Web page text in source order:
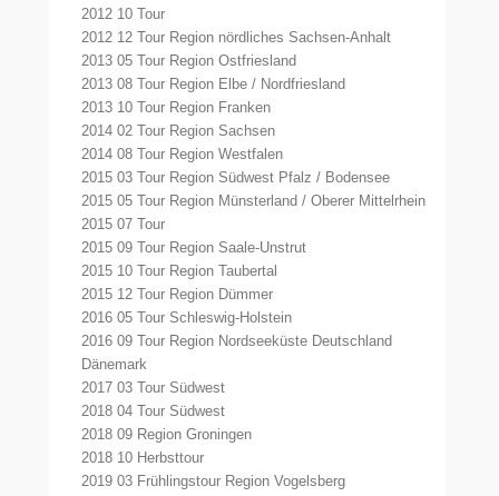
2012 10 Tour
2012 12 Tour Region nördliches Sachsen-Anhalt
2013 05 Tour Region Ostfriesland
2013 08 Tour Region Elbe / Nordfriesland
2013 10 Tour Region Franken
2014 02 Tour Region Sachsen
2014 08 Tour Region Westfalen
2015 03 Tour Region Südwest Pfalz / Bodensee
2015 05 Tour Region Münsterland / Oberer Mittelrhein
2015 07 Tour
2015 09 Tour Region Saale-Unstrut
2015 10 Tour Region Taubertal
2015 12 Tour Region Dümmer
2016 05 Tour Schleswig-Holstein
2016 09 Tour Region Nordseeküste Deutschland
Dänemark
2017 03 Tour Südwest
2018 04 Tour Südwest
2018 09 Region Groningen
2018 10 Herbsttour
2019 03 Frühlingstour Region Vogelsberg